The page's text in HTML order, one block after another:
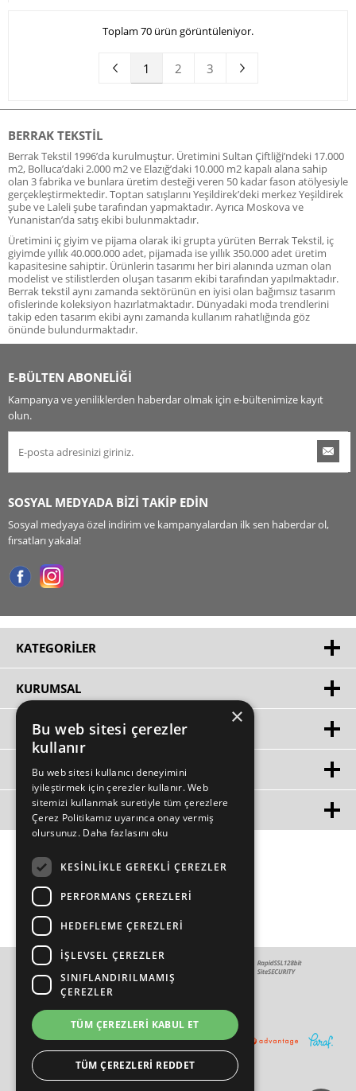
Toplam 70 ürün görüntüleniyor.
1 2 3
BERRAK TEKSTIL
Berrak Tekstil 1996’da kurulmuştur. Üretimini Sultan Çiftliği’ndeki 17.000
m2, Bolluca’daki 2.000 m2 ve Elazığ’daki 10.000 m2 kapalı alana sahip
olan 3 fabrika ve bunlara üretim desteği veren 50 kadar fason atölyesiyle
gerçekleştirmektedir. Toptan satışlarını Yeşildirek’deki merkez Yeşildirek
şube ve Laleli şube tarafından yapmaktadır. Ayrıca Moskova ve
Yunanistan’da satış ekibi bulunmaktadır.
Üretimini iç giyim ve pijama olarak iki grupta yürüten Berrak Tekstil, iç
giyimde yıllık 40.000.000 adet, pijamada ise yıllık 350.000 adet üretim
kapasitesine sahiptir. Ürünlerin tasarımı her biri alanında uzman olan
modelist ve stilistlerden oluşan tasarım ekibi tarafından yapılmaktadır.
Berrak tekstil aynı zamanda sektörünün en iyisi olan bağımsız tasarım
ofislerinde koleksiyon hazırlatmaktadır. Dünyadaki moda trendlerini
takip eden tasarım ekibi aynı zamanda kullanım rahatlığında göz
önünde bulundurmaktadır.
E-BÜLTEN ABONELİĞİ
Kampanya ve yeniliklerden haberdar olmak için e-bültenimize kayıt
olun.
SOSYAL MEDYADA BİZİ TAKİP EDİN
Sosyal medyaya özel indirim ve kampanyalardan ilk sen haberdar ol,
fırsatları yakala!
KATEGORILER
KURUMSAL
HIZLI ERIŞIM
ÜYE
MÜŞTERİ HİZMETLERİ
×
Bu web sitesi çerezler
kullanır
Bu web sitesi kullanıcı deneyimini
iyileştirmek için çerezler kullanır. Web
sitemizi kullanmak suretiyle tüm çerezlere
Çerez Politikamız uyarınca onay vermiş
olursunuz. Daha fazlasını oku
KESINLIKLE GEREKLI ÇEREZLER
PERFORMANS ÇEREZLERI
HEDEFLEME ÇEREZLERI
İŞLEVSEL ÇEREZLER
SINIFLANDIRILMAMIŞ
ÇEREZLER
TÜM ÇEREZLERI KABUL ET
TÜM ÇEREZLERI REDDET